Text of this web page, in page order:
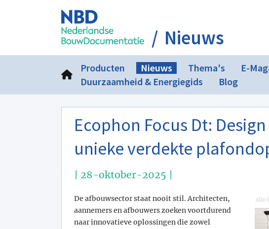
Nieuws
Producten Nieuws Thema's E-
Duurzaamheid & Energiegids
Blog
Ecophon Focus Dt:
unieke verdekte
| 28-oktober-2025 |
Alle
De afbouwsector staat nooit stil. Architecten,
aannemers en afbouwers zoeken voortdurend
naar innovatieve oplossingen die zowel